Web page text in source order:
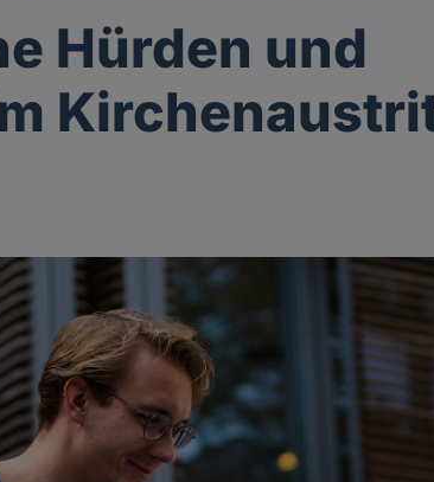
Hürden und